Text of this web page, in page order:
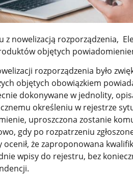
z nowelizacją rozporządzenia,
objętych
rozporządzenia było
objętych obowiązkiem
dokonywane w jednolity,
określeniu w rejestrze
uproszczona zostanie
gdy po rozpatrzeniu
ocenił, że zaproponowana
wpisy do rejestru, bez